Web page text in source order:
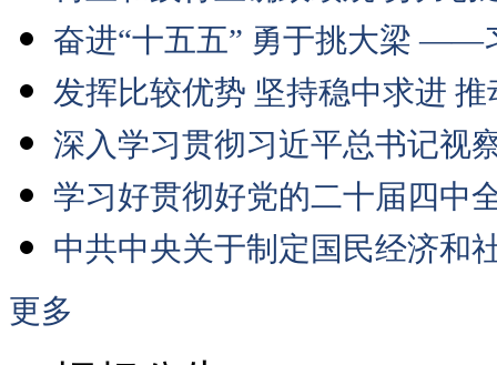
奋进“十五五” 勇于挑大梁 ——
发挥比较优势 坚持稳中求进
深入学习贯彻习近平总书记视
学习好贯彻好党的二十届四中
中共中央关于制定国民经济和
更多